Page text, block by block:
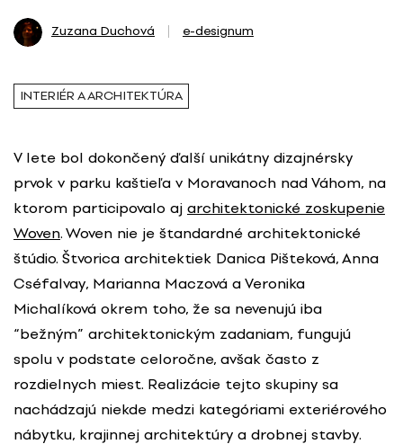
Zuzana Duchová e-designum
INTERIÉR A ARCHITEKTÚRA
V lete bol dokončený ďalší unikátny dizajnérsky
prvok v parku kaštieľa v Moravanoch nad Váhom, na
ktorom participovalo aj architektonické zoskupenie
Woven. Woven nie je štandardné architektonické
štúdio. Štvorica architektiek Danica Pišteková, Anna
Cséfalvay, Marianna Maczová a Veronika
Michalíková okrem toho, že sa nevenujú iba
“bežným” architektonickým zadaniam, fungujú
spolu v podstate celoročne, avšak často z
rozdielnych miest. Realizácie tejto skupiny sa
nachádzajú niekde medzi kategóriami exteriérového
nábytku, krajinnej architektúry a drobnej stavby.